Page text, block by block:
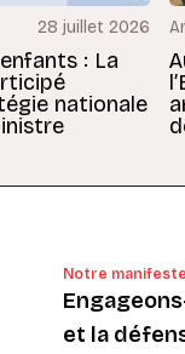
28 juillet 2026
: La
nationale
Notre manifeste
et la